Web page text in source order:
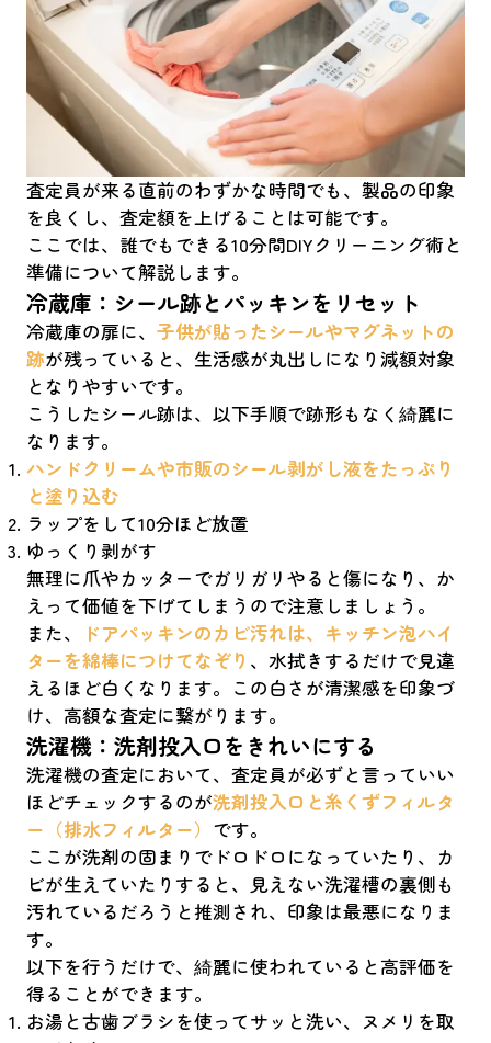
査定員が来る直前のわずかな時間でも、製品の印象
を良くし、査定額を上げることは可能です。
ここでは、誰でもできる10分間DIYクリーニング術と
準備について解説します。
冷蔵庫：シール跡とパッキンをリセット
冷蔵庫の扉に、 子供が貼ったシールやマグネットの
跡が残っていると、生活感が丸出しになり減額対象
となりやすいです。
こうしたシール跡は、以下手順で跡形もなく綺麗に
なります。
ハンドクリームや市販のシール剥がし液をたっぷり
と塗り込む
ラップをして10分ほど放置
ゆっくり剥がす
無理に爪やカッターでガリガリやると傷になり、か
えって価値を下げてしまうので注意しましょう。
また、
ドアパッキンのカビ汚れは、キッチン泡ハイ
ターを綿棒につけてなぞり 、水拭きするだけで見違
えるほど白くなります。この白さが清潔感を印象づ
け、高額な査定に繋がります。
洗濯機：洗剤投入口をきれいにする
洗濯機の査定において、査定員が必ずと言っていい
ほどチェックするのが洗剤投入口と糸くずフィルタ
ー（排水フィルター） です。
ここが洗剤の固まりでドロドロになっていたり、カ
ビが生えていたりすると、見えない洗濯槽の裏側も
汚れているだろうと推測され、印象は最悪になりま
す。
以下を行うだけで、綺麗に使われていると高評価を
得ることができます。
お湯と古歯ブラシを使ってサッと洗い、ヌメリを取